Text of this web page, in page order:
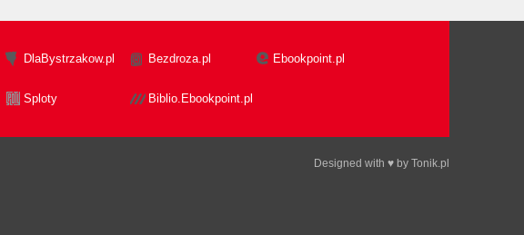
DlaBystrzakow.pl Bezdroza.pl Ebookpoint.pl
Sploty Biblio.Ebookpoint.pl
Designed with ♥ by Tonik.pl